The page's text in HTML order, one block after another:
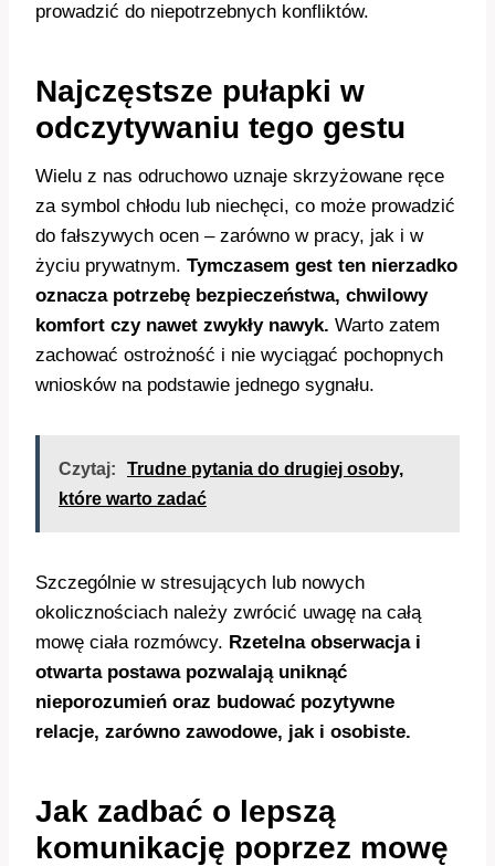
prowadzić do niepotrzebnych konfliktów.
Najczęstsze pułapki w
odczytywaniu tego gestu
Wielu z nas odruchowo uznaje skrzyżowane ręce
za symbol chłodu lub niechęci, co może prowadzić
do fałszywych ocen – zarówno w pracy, jak i w
życiu prywatnym. Tymczasem gest ten nierzadko
oznacza potrzebę bezpieczeństwa, chwilowy
komfort czy nawet zwykły nawyk. Warto zatem
zachować ostrożność i nie wyciągać pochopnych
wniosków na podstawie jednego sygnału.
Czytaj:
Trudne pytania do drugiej osoby,
które warto zadać
Szczególnie w stresujących lub nowych
okolicznościach należy zwrócić uwagę na całą
mowę ciała rozmówcy. Rzetelna obserwacja i
otwarta postawa pozwalają uniknąć
nieporozumień oraz budować pozytywne
relacje, zarówno zawodowe, jak i osobiste.
Jak zadbać o lepszą
komunikację poprzez mowę